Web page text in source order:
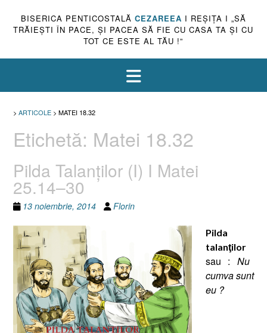
BISERICA PENTICOSTALĂ CEZAREEA I REŞIŢA I „SĂ
TRĂIEŞTI ÎN PACE, ŞI PACEA SĂ FIE CU CASA TA ŞI CU
TOT CE ESTE AL TĂU !”
> ARTICOLE > MATEI 18.32
Etichetă: Matei 18.32
Pilda Talanţilor (I) I Matei
25.14–30
13 noiembrie, 2014 Florin
Pilda
talanţilor
sau : Nu
cumva sunt
eu ?